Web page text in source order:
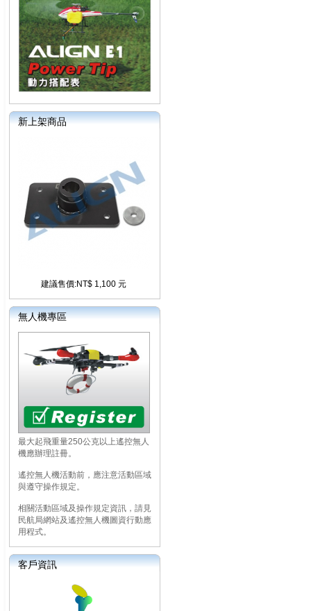
新上架商品
建議售價:NT$ 1,100 元
無人機專區
最大起飛重量250公克以上遙控無人
機應辦理註冊。
遙控無人機活動前，應注意活動區域
與遵守操作規定。
相關活動區域及操作規定資訊，請見
民航局網站及遙控無人機圖資行動應
用程式。
客戶資訊